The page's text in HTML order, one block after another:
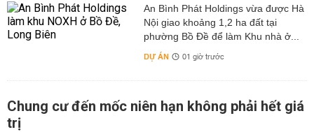
An Bình Phát Holdings vừa được Hà
Nội giao khoảng 1,2 ha đất tại
phường Bồ Đề để làm Khu nhà ở...
DỰ ÁN 01 giờ trước
Chung cư đến mốc niên hạn không phải hết giá
trị